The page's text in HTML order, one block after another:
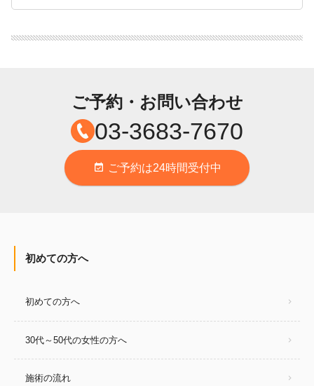
ご予約・お問い合わせ
03-3683-7670
event_available ご予約は24時間受付中
初めての方へ
初めての方へ
30代～50代の女性の方へ
施術の流れ